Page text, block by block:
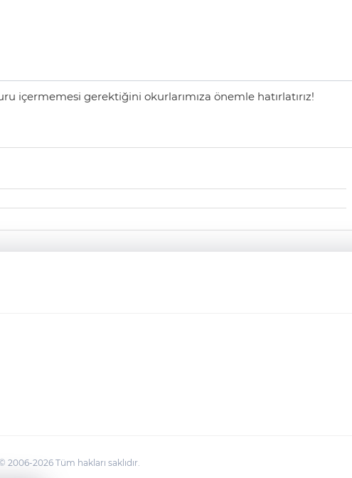
içermemesi gerektiğini okurlarımıza önemle hatırlatırız!
2026 Tüm hakları saklıdır.